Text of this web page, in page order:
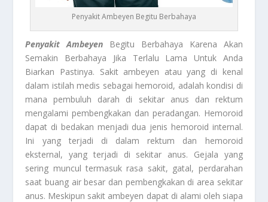
Penyakit Ambeyen Begitu Berbahaya
Penyakit Ambeyen Begitu Berbahaya Karena Akan
Semakin Berbahaya Jika Terlalu Lama Untuk Anda
Biarkan Pastinya. Sakit ambeyen atau yang di kenal
dalam istilah medis sebagai hemoroid, adalah kondisi di
mana pembuluh darah di sekitar anus dan rektum
mengalami pembengkakan dan peradangan. Hemoroid
dapat di bedakan menjadi dua jenis hemoroid internal.
Ini yang terjadi di dalam rektum dan hemoroid
eksternal, yang terjadi di sekitar anus. Gejala yang
sering muncul termasuk rasa sakit, gatal, perdarahan
saat buang air besar dan pembengkakan di area sekitar
anus. Meskipun sakit ambeyen dapat di alami oleh siapa